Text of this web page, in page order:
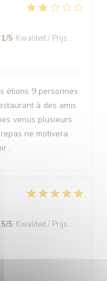
1/5 Kwaliteit / Prijs :
étions 9 personnes
à des amis
venus plusieurs
ne motivera
5/5 Kwaliteit / Prijs :